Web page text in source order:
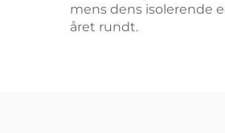
mens dens isolerende
året rundt.